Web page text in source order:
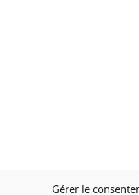
Gérer le